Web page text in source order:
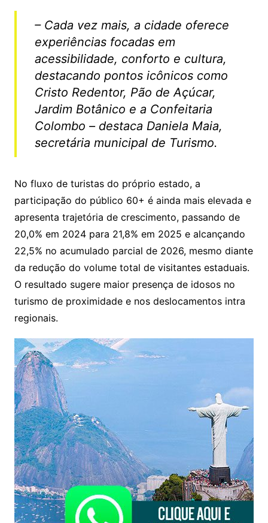
– Cada vez mais, a cidade oferece
experiências focadas em
acessibilidade, conforto e cultura,
destacando pontos icônicos como
Cristo Redentor, Pão de Açúcar,
Jardim Botânico e a Confeitaria
Colombo – destaca Daniela Maia,
secretária municipal de Turismo.
No fluxo de turistas do próprio estado, a
participação do público 60+ é ainda mais elevada e
apresenta trajetória de crescimento, passando de
20,0% em 2024 para 21,8% em 2025 e alcançando
22,5% no acumulado parcial de 2026, mesmo diante
da redução do volume total de visitantes estaduais.
O resultado sugere maior presença de idosos no
turismo de proximidade e nos deslocamentos intra
regionais.